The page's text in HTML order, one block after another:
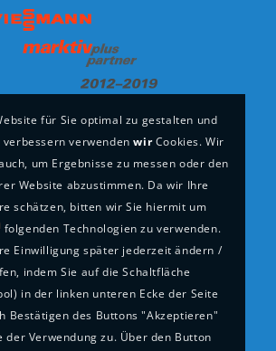
für Sie optimal zu gestalten und
verwendenwirCookies. Wir
um Ergebnisse zu messen oder den
Website abzustimmen. Da wir Ihre
schätzen, bitten wir Sie hiermit um
folgenden Technologien zu verwenden.
Einwilligung später jederzeit ändern /
indem Sie auf die Schaltfläche
in der linken unteren Ecke der Seite
Bestätigen des Buttons "Akzeptieren"
der Verwendung zu. Über den Button